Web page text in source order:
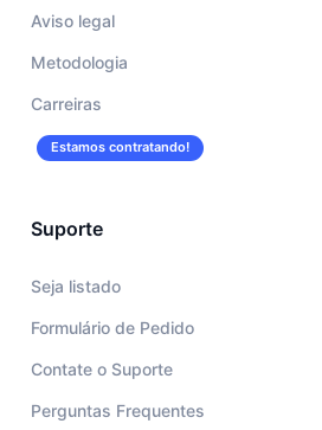
Aviso legal
Metodologia
Carreiras
Estamos contratando!
Suporte
Seja listado
Formulário de Pedido
Contate o Suporte
Perguntas Frequentes